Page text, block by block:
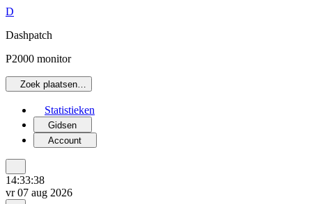
D
Dashpatch
P2000 monitor
Zoek plaatsen…
Statistieken
Gidsen
Account
14:33:38
vr 07 aug 2026